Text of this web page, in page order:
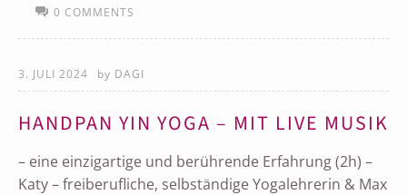
0 COMMENTS
3. JULI 2024 by DAGI
HANDPAN YIN YOGA – MIT LIVE MUSIK
– eine einzigartige und berührende Erfahrung (2h) –
Katy – freiberufliche, selbständige Yogalehrerin & Max